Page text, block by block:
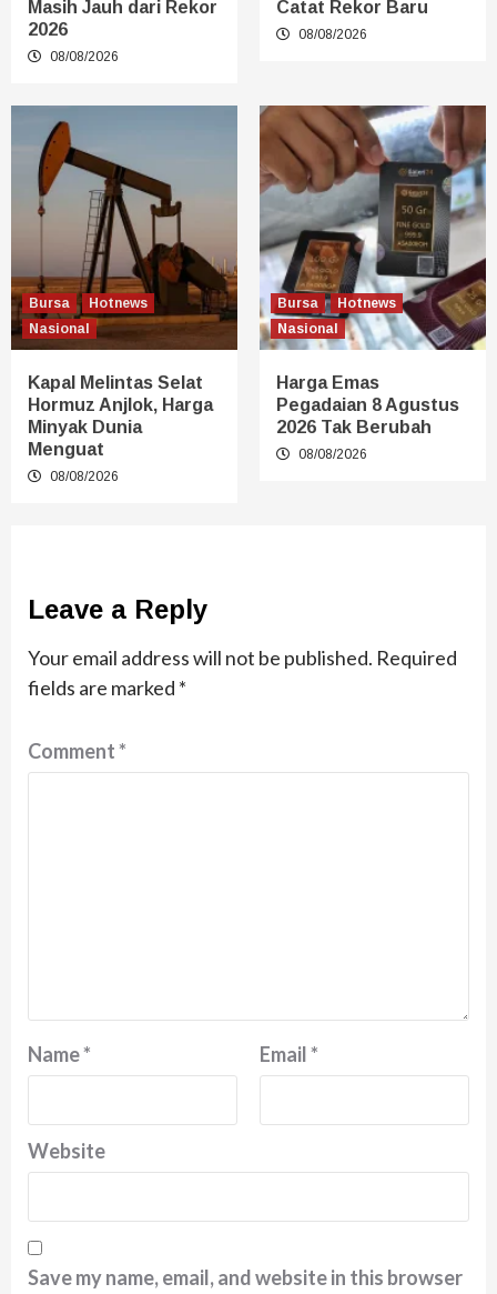
Masih Jauh dari Rekor
2026
08/08/2026
Catat Rekor Baru
08/08/2026
Bursa
Hotnews
Nasional
Kapal Melintas Selat
Hormuz Anjlok, Harga
Minyak Dunia
Menguat
08/08/2026
Bursa
Hotnews
Nasional
Harga Emas
Pegadaian 8 Agustus
2026 Tak Berubah
08/08/2026
Leave a Reply
Your email address will not be published. Required
fields are marked *
Comment*
Name* Email*
Website
Save my name, email, and website in this browser